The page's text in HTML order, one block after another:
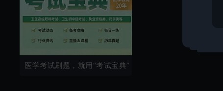
医学考试刷题，就用“考试宝典”！